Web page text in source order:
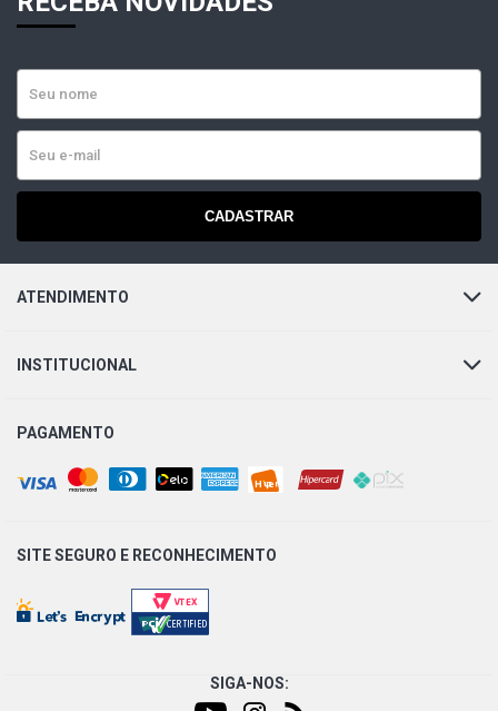
CADASTRAR
ATENDIMENTO
INSTITUCIONAL
PAGAMENTO
SITE SEGURO E RECONHECIMENTO
SIGA-NOS: